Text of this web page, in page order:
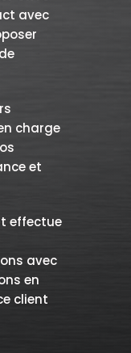
avec
charge
et
effectue
avec
en
client